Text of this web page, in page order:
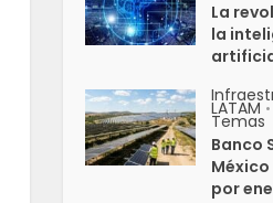
La
la
LATAM •
Temas
Banco
por